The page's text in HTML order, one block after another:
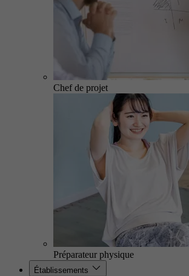
Chef de projet
Préparateur physique
Établissements